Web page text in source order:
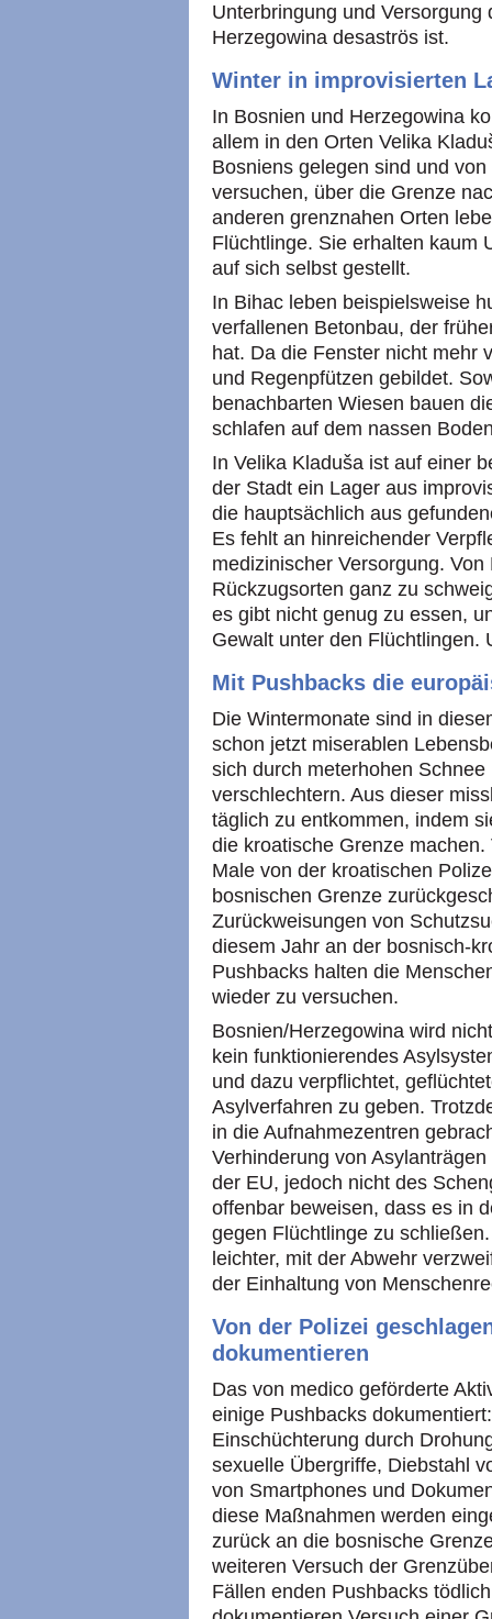
Unterbringung und
Herzegowina desaströs ist.
Winter in improvisierten
In Bosnien und Herzegowina
allem in den Orten Velika
Bosniens gelegen sind und
versuchen, über die Grenze
anderen grenznahen Orten
Flüchtlinge. Sie erhalten kaum
auf sich selbst gestellt.
In Bihac leben beispielsweise
verfallenen Betonbau, der
hat. Da die Fenster nicht mehr
und Regenpfützen gebildet.
benachbarten Wiesen bauen
schlafen auf dem nassen
In Velika Kladuša ist auf einer
der Stadt ein Lager aus
die hauptsächlich aus
Es fehlt an hinreichender
medizinischer Versorgung.
Rückzugsorten ganz zu
es gibt nicht genug zu essen,
Gewalt unter den Flüchtlingen.
Mit Pushbacks die
Die Wintermonate sind in
schon jetzt miserablen
sich durch meterhohen
verschlechtern. Aus dieser
täglich zu entkommen, indem
die kroatische Grenze
Male von der kroatischen
bosnischen Grenze
Zurückweisungen von
diesem Jahr an der bosnisch-
Pushbacks halten die
wieder zu versuchen.
Bosnien/Herzegowina wird
kein funktionierendes
und dazu verpflichtet,
Asylverfahren zu geben.
in die Aufnahmezentren
Verhinderung von
der EU, jedoch nicht des
offenbar beweisen, dass es in
gegen Flüchtlinge zu
leichter, mit der Abwehr
der Einhaltung von
Von der Polizei
dokumentieren
Das von medico geförderte
einige Pushbacks
Einschüchterung durch
sexuelle Übergriffe, Diebstahl
von Smartphones und
diese Maßnahmen werden
zurück an die bosnische
weiteren Versuch der
Fällen enden Pushbacks